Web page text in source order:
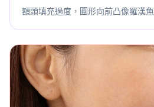
額頭填充過度，圓形向前凸像羅漢魚